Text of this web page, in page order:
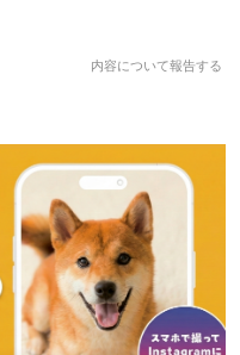
内容について報告する